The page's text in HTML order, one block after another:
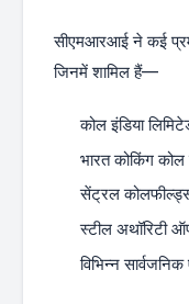
सीएमआरआई ने कई
जिनमें शामिल हैं—
कोल इंडिया
भारत कोकिंग
सेंट्रल
स्टील अथॉरिटी
विभिन्न